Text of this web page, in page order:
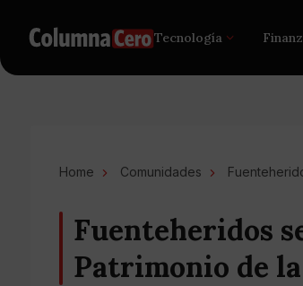
Tecnología
Home Comunidades
Fuenteheridos
Patrimonio de